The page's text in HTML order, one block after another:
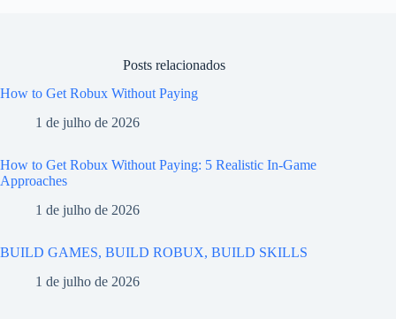
Posts relacionados
How to Get Robux Without Paying
1 de julho de 2026
How to Get Robux Without Paying: 5 Realistic In-Game
Approaches
1 de julho de 2026
BUILD GAMES, BUILD ROBUX, BUILD SKILLS
1 de julho de 2026